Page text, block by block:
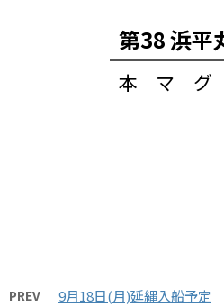
第38 浜平
本マグ
PREV 9月18日(月)延縄入船予定